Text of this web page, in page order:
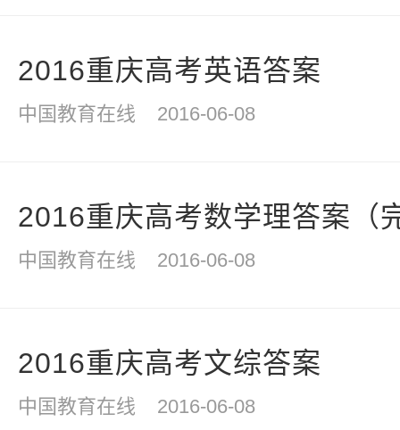
2016重庆高考英语答案
中国教育在线 2016-06-08
2016重庆高考数学理答案（
中国教育在线 2016-06-08
2016重庆高考文综答案
中国教育在线 2016-06-08